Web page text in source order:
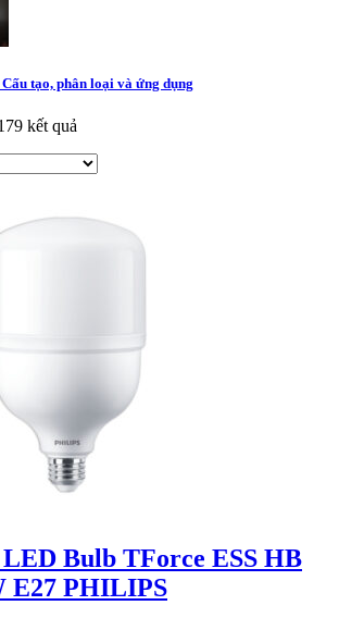
tạo, phân loại và ứng dụng
kết quả
Bulb TForce ESS HB
E27 PHILIPS